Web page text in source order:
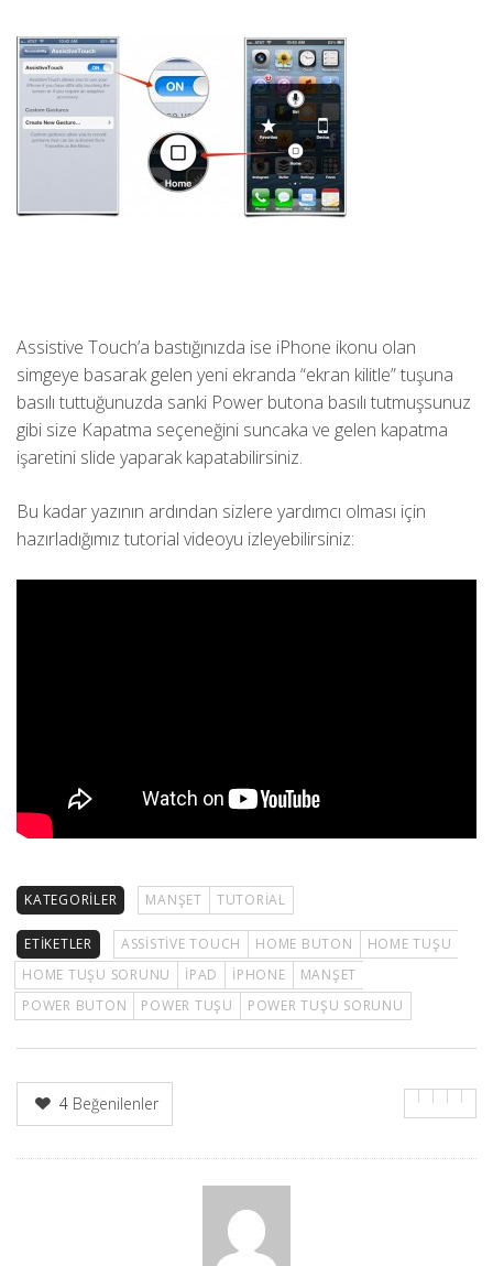
Assistive Touch’a bastığınızda ise iPhone ikonu olan
simgeye basarak gelen yeni ekranda “ekran kilitle” tuşuna
basılı tuttuğunuzda sanki Power butona basılı tutmuşsunuz
gibi size Kapatma seçeneğini suncaka ve gelen kapatma
işaretini slide yaparak kapatabilirsiniz.
Bu kadar yazının ardından sizlere yardımcı olması için
hazırladığımız tutorial videoyu izleyebilirsiniz:
KATEGORILER MANŞET TUTORIAL
ETIKETLER ASSISTIVE TOUCH HOME BUTON
HOME TUŞU
HOME TUŞU SORUNU
IPAD IPHONE
MANŞET
POWER BUTON
POWER TUŞU POWER TUŞU SORUNU
4 Beğenilenler